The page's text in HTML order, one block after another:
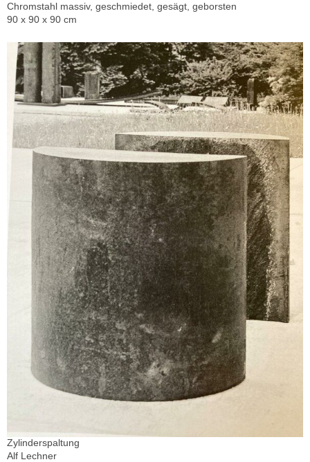
Chromstahl massiv, geschmiedet, gesägt, geborsten
90 x 90 x 90 cm
Zylinderspaltung
Alf Lechner